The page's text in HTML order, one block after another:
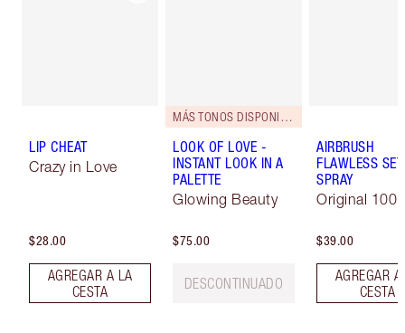
LIP CHEAT
Crazy in Love
$28.00
AGREGAR A LA
CESTA
MÁS TONOS DISPONIBLES
LOOK OF LOVE -
INSTANT LOOK IN A
PALETTE
Glowing Beauty
$75.00
DESCONTINUADO
AIRBRUSH
FLAWLESS
SPRAY
Original 100
$39.00
AGREGAR
CESTA